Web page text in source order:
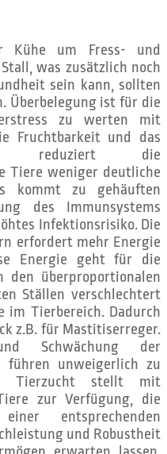
Kühe um Fress- und
was zusätzlich noch
sein kann, sollten
Überbelegung ist für die
zu werten mit
Fruchtbarkeit und das
reduziert die
Tiere weniger deutliche
kommt zu gehäuften
des Immunsystems
Infektionsrisiko. Die
erfordert mehr Energie
Energie geht für die
den überproportionalen
Ställen verschlechtert
im Tierbereich. Dadurch
z.B. für Mastitiserreger.
Schwächung der
führen unweigerlich zu
Tierzucht stellt mit
zur Verfügung, die
entsprechenden
und Robustheit